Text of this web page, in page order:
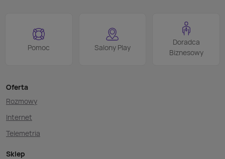
Pomoc Salony Play
Doradca
Biznesowy
Oferta
Rozmowy
Internet
Telemetria
Sklep